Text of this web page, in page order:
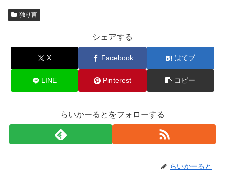
独り言
シェアする
X Facebook はてブ
LINE Pinterest コピー
らいかーるとをフォローする
らいかーると